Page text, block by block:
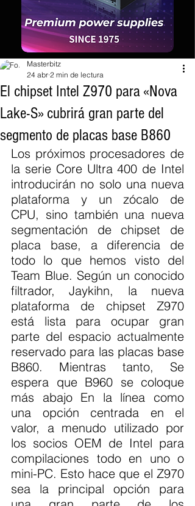
El chipset Intel Z970 para «Nova
Lake-S» cubrirá gran parte del
segmento de placas base B860
Masterbitz
24 abr 2 min de lectura
Los próximos procesadores de
la serie Core Ultra 400 de Intel
introducirán no solo una nueva
plataforma y un zócalo de
CPU, sino también una nueva
segmentación de chipset de
placa base, a diferencia de
todo lo que hemos visto del
Team Blue. Según un conocido
filtrador, Jaykihn, la nueva
plataforma de chipset Z970
está lista para ocupar gran
parte del espacio actualmente
reservado para las placas base
B860. Mientras tanto, Se
espera que B960 se coloque
más abajo En la línea como
una opción centrada en el
valor, a menudo utilizado por
los socios OEM de Intel para
compilaciones todo en uno o
mini-PC. Esto hace que el Z970
sea la principal opción para